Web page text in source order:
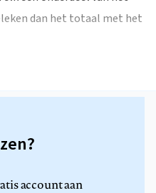
dan het totaal met het
account aan